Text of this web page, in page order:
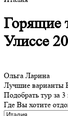
Горящие
Улиссе
Ольга Ларина
Лучшие варианты
Подобрать тур за
Где Вы хотите